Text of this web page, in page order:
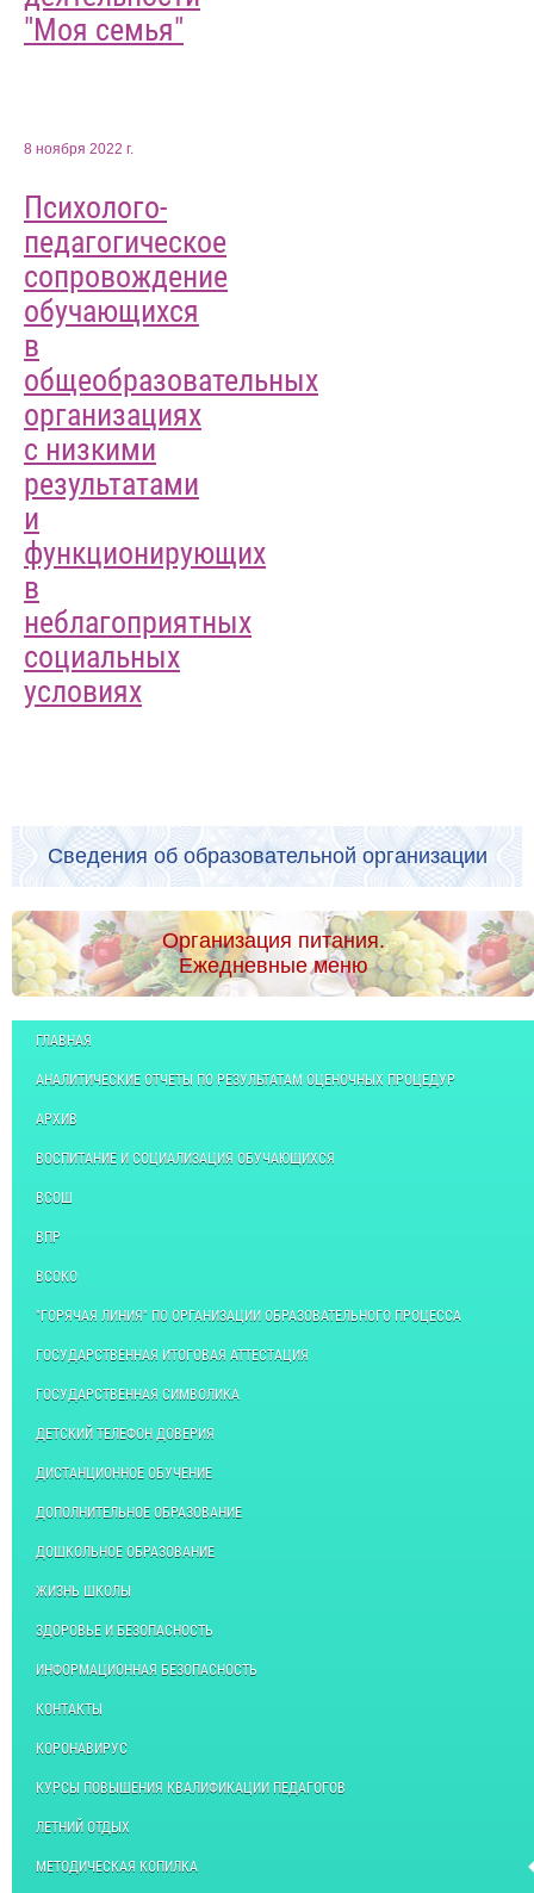
"Моя семья"
8 ноября 2022 г.
Психолого-
педагогическое
сопровождение
обучающихся
в
общеобразовательных
организациях
с низкими
результатами
и
функционирующих
в
неблагоприятных
социальных
условиях
Сведения об образовательной организации
Организация питания.
Ежедневные меню
ГЛАВНАЯ
АНАЛИТИЧЕСКИЕ ОТЧЕТЫ ПО РЕЗУЛЬТАТАМ ОЦЕНОЧНЫХ ПРОЦЕДУР
АРХИВ
ВОСПИТАНИЕ И СОЦИАЛИЗАЦИЯ ОБУЧАЮЩИХСЯ
ВСОШ
ВПР
ВСОКО
"ГОРЯЧАЯ ЛИНИЯ" ПО ОРГАНИЗАЦИИ ОБРАЗОВАТЕЛЬНОГО ПРОЦЕССА
ГОСУДАРСТВЕННАЯ ИТОГОВАЯ АТТЕСТАЦИЯ
ГОСУДАРСТВЕННАЯ СИМВОЛИКА
ДЕТСКИЙ ТЕЛЕФОН ДОВЕРИЯ
ДИСТАНЦИОННОЕ ОБУЧЕНИЕ
ДОПОЛНИТЕЛЬНОЕ ОБРАЗОВАНИЕ
ДОШКОЛЬНОЕ ОБРАЗОВАНИЕ
ЖИЗНЬ ШКОЛЫ
ЗДОРОВЬЕ И БЕЗОПАСНОСТЬ
ИНФОРМАЦИОННАЯ БЕЗОПАСНОСТЬ
КОНТАКТЫ
КОРОНАВИРУС
КУРСЫ ПОВЫШЕНИЯ КВАЛИФИКАЦИИ ПЕДАГОГОВ
ЛЕТНИЙ ОТДЫХ
МЕТОДИЧЕСКАЯ КОПИЛКА